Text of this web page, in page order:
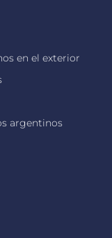
en el exterior
argentinos